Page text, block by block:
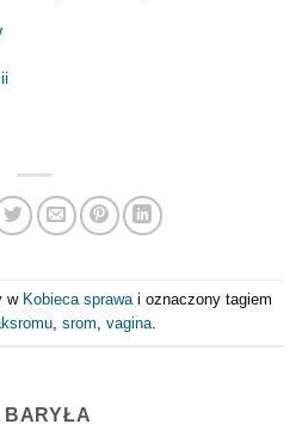
w Kobieca sprawai oznaczony tagiem
, srom, vagina.
BARYŁA